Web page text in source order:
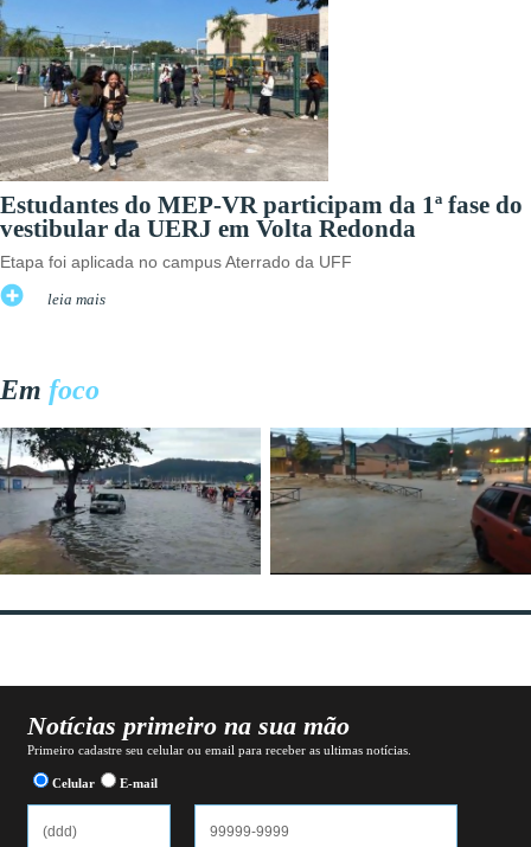
Estudantes do MEP-VR participam da 1ª fase do
vestibular da UERJ em Volta Redonda
Etapa foi aplicada no campus Aterrado da UFF
leia mais
Em foco
Notícias primeiro na sua mão
Primeiro cadastre seu celular ou email para receber as ultimas notícias.
Celular E-mail